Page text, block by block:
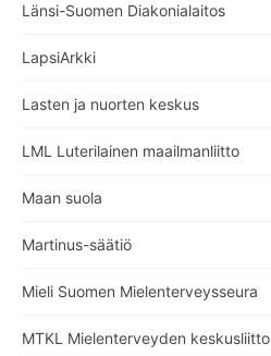
Länsi-Suomen Diakonialaitos
LapsiArkki
Lasten ja nuorten keskus
LML Luterilainen maailmanliitto
Maan suola
Martinus-säätiö
Mieli Suomen Mielenterveysseura
MTKL Mielenterveyden keskusliitto